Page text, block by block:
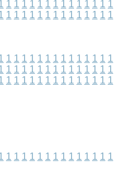
1 1 1 1 1 1 1 1 1 1 1 1 1 1
1 1 1 1 1 1 1 1 1 1 1 1 1 1
1 1 1 1 1 1 1 1 1 1 1 1 1 1
1 1 1 1 1 1 1 1 1 1 1 1 1 1
1 1 1 1 1 1 1 1 1 1 1 1 1 1
1 1 1 1 1 1 1 1 1 1 1 1 1 1